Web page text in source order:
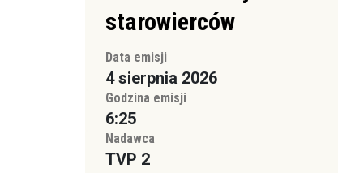
starowierców
Data emisji
4 sierpnia 2026
Godzina emisji
6:25
Nadawca
TVP 2